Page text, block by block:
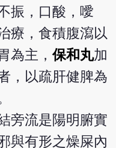
振，口酸，噯
療，食積腹瀉以
為主，保和丸加
，以疏肝健脾為
旁流是陽明腑實
與有形之燥屎內